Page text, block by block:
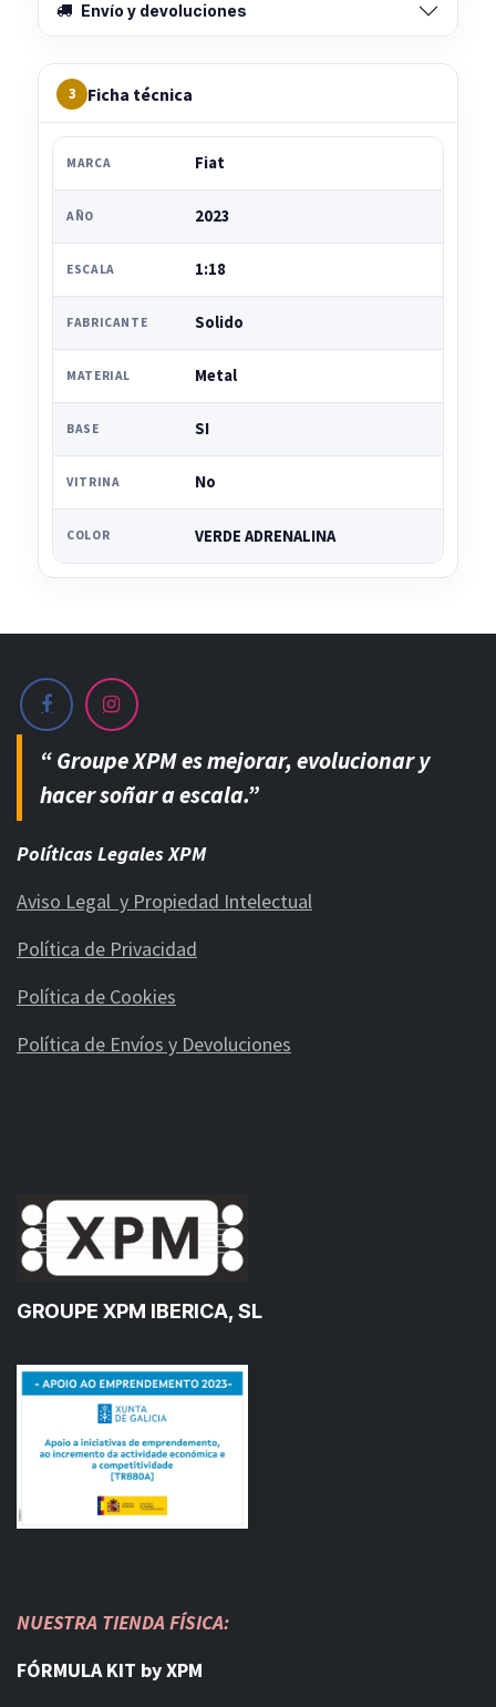
Envío y devoluciones
3 Ficha técnica
MARCA Fiat
AÑO 2023
ESCALA 1:18
FABRICANTE Solido
MATERIAL Metal
BASE SI
VITRINA No
COLOR VERDE ADRENALINA
“ Groupe XPM es mejorar, evolucionar y
hacer soñar a escala.”
Políticas Legales XPM
Aviso Legal y Propiedad Intelectual
Política de Privacidad
Política de Cookies
Política de Envíos y Devoluciones
GROUPE XPM IBERICA, SL
NUESTRA TIENDA FÍSICA:
FÓRMULA KIT by XPM